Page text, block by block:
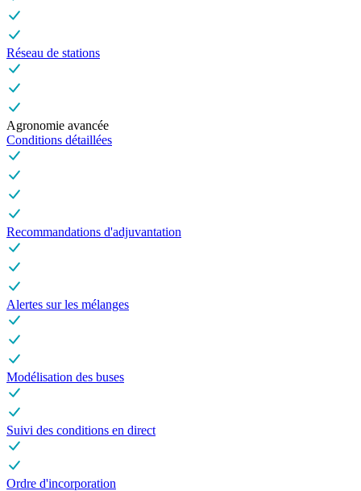
Réseau de stations
Agronomie avancée
Conditions détaillées
Recommandations d'adjuvantation
Alertes sur les mélanges
Modélisation des buses
Suivi des conditions en direct
Ordre d'incorporation